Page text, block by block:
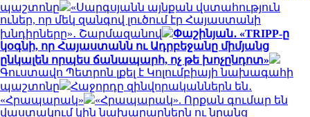
պաշտոնը
«Սարգսյանն այնքան վստահություն
ուներ, որ մեկ զանգով լուծում էր Հայաստանի
խնդիրները»․ Շարմազանով
Փաշինյան․ «TRIPP-ը
կօգնի, որ Հայաստանն ու Ադրբեջանը միմյանց
ընկալեն որպես ճանապարհ, ոչ թե խոչընդոտ»
Գուստավո Պետրոն լքել է Կոլումբիայի նախագահի
պաշտոնը
Հաջորդը զինվորականներն են․
«Հրապարակ»
«Հրապարակ». Որքան գումար են
վաստակում կին նախարարներն ու նրանց